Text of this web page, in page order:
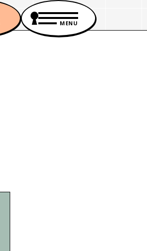
MENU